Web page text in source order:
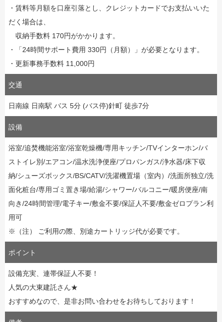
・賃料等月額を口座引落とし、クレジットカードでお支払いいた
だく場合は、
収納手数料 170円がかかります。
・「24時間サポート費用 330円（月額）」が必要となります。
・更新事務手数料 11,000円
交通
日南線 日南駅 バス 5分 (バス停)針町 徒歩7分
設備
浴室/追焚機能浴室/浴室乾燥機/専用キッチン/TVインターホン/バ
ストイレ別/エアコン/温水洗浄便座/プロパンガス/浄水器/床下収
納/シューズボックス/BS/CATV/洗濯機置場（室内）/洗面所独立/洗
面化粧台/専用ゴミ置き場/給湯/シャワー/バルコニー/暖房便座/南
向き/24時間管理/電子キー/敷金不要/保証人不要/敷金ゼロプラン利
用可
※（注） ご利用の際、別途カートリッジ代が必要です。
ポイント
設備充実、連帯保証人不要！
人気の大東建託さん★
おすすめなので、是非お問い合わせをお待ちしております！